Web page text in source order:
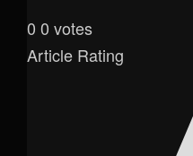
0 0 votes
Article Rating